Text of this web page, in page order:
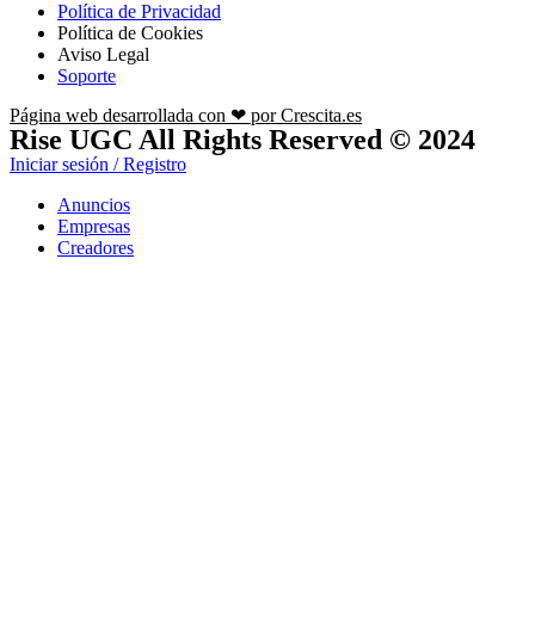
Política de Privacidad
Política de Cookies
Aviso Legal
Soporte
Página web desarrollada con ❤ por Crescita.es
Rise UGC All Rights Reserved © 2024
Iniciar sesión / Registro
Anuncios
Empresas
Creadores